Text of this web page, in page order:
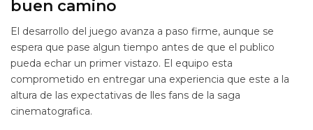
buen camino
El desarrollo del juego avanza a paso firme, aunque se
espera que pase algun tiempo antes de que el publico
pueda echar un primer vistazo. El equipo esta
comprometido en entregar una experiencia que este a la
altura de las expectativas de lles fans de la saga
cinematografica.